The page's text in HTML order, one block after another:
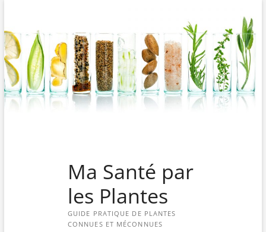
content
Ma Santé par
les Plantes
GUIDE PRATIQUE DE PLANTES
CONNUES ET MÉCONNUES